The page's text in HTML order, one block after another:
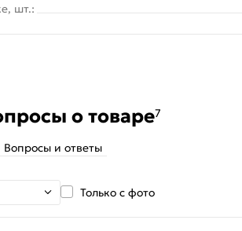
шт.:
о товаре7
Вопросы и ответы
Только с фото